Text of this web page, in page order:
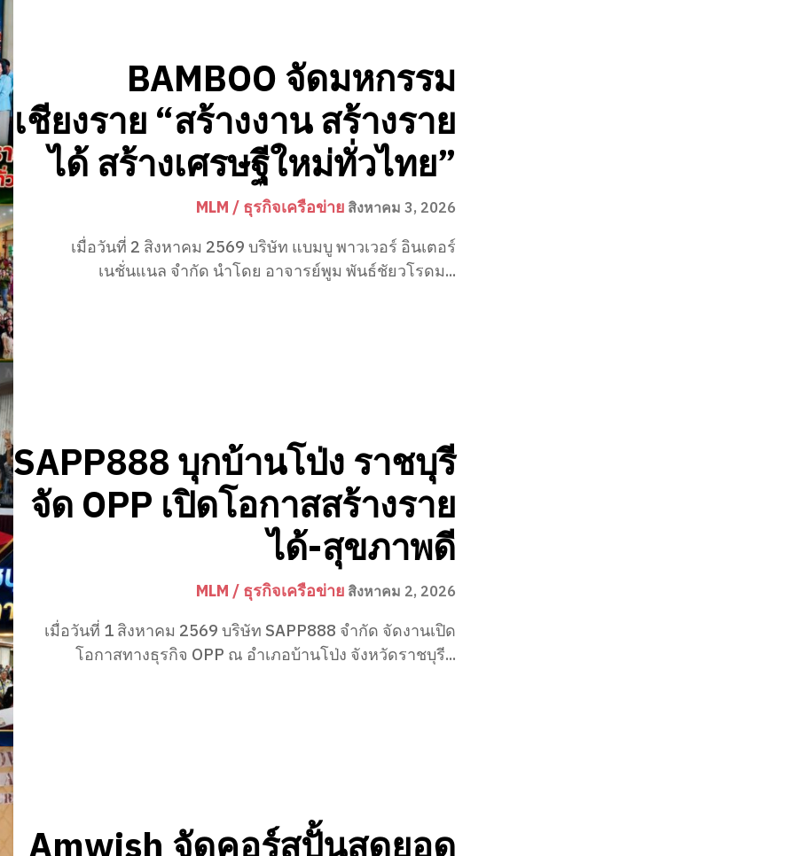
BAMBOO จัดมหกรรม
เชียงราย “สร้างงาน สร้างราย
ได้ สร้างเศรษฐีใหม่ทั่วไทย”
MLM / ธุรกิจเครือข่าย สิงหาคม 3, 2026
เมื่อวันที่ 2 สิงหาคม 2569 บริษัท แบมบู พาวเวอร์ อินเตอร์
เนชั่นแนล จำกัด นำโดย อาจารย์พูม พันธ์ชัยวโรดม...
SAPP888 บุกบ้านโป่ง ราชบุรี
จัด OPP เปิดโอกาสสร้างราย
ได้-สุขภาพดี
MLM / ธุรกิจเครือข่าย สิงหาคม 2, 2026
เมื่อวันที่ 1 สิงหาคม 2569 บริษัท SAPP888 จำกัด จัดงานเปิด
โอกาสทางธุรกิจ OPP ณ อำเภอบ้านโป่ง จังหวัดราชบุรี...